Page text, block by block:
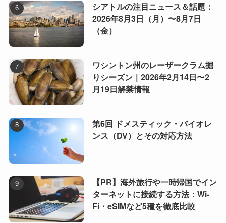
シアトルの注目ニュース＆話題：
2026年8月3日（月）〜8月7日
（金）
ワシントン州のレーザークラム掘
りシーズン｜2026年2月14日〜2
月19日解禁情報
第6回 ドメスティック・バイオレ
ンス（DV）とその対応方法
【PR】海外旅行や一時帰国でイン
ターネットに接続する方法：Wi-
Fi・eSIMなど5種を徹底比較